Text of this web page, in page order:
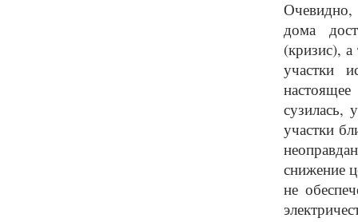
Очевидно,
дома
(кризис),
участки
сузилась,
участки
снижение
не